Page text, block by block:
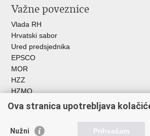
Važne poveznice
Vlada RH
Hrvatski sabor
Ured predsjednika
EPSCO
MOR
HZZ
HZMO
REGOS
Hrvatski zavod za socijalni rad
Akademija socijalne skrbi - ASOSK
Ova stranica upotrebljava
Nužni Prihvaćam